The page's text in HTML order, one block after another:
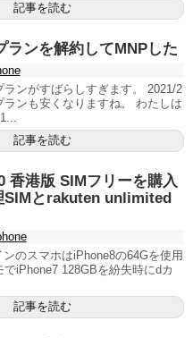
記事を読む
ランを解約してMNPした
ンがすばらしすぎます。 2021/2
ンも安くなりますね。 わたしは
記事を読む
香港版 SIMフリーを購入
SIMとrakuten unlimited
のスマホはiPhone8の64Gを使用
でiPhone7 128GBを紛失時にdカ
記事を読む